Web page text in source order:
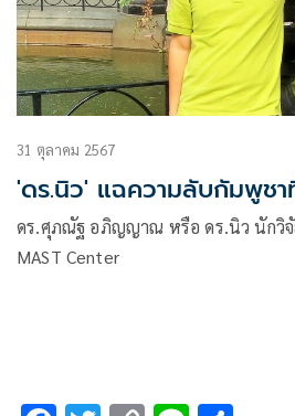
31 ตุลาคม 2567
'ดร.นิว' แฉความลับกัมพูชา
ดร.ศุภณัฐ อภิญญาณ หรือ ดร.นิว นักวิ
MAST Center